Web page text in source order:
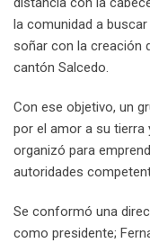
la comunidad a
soñar con la creación
cantón Salcedo.
Con ese objetivo, un
por el amor a su
organizó para
autoridades
Se conformó una
como presidente;